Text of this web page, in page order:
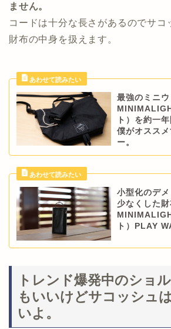
ません。
コードは十分な長さがあるのでサコ
財布の中身を扱えます。
最強のミニウ
ト）を約一
僕がオスス
ー。
小型化のデ
少なくした財
ト）PLAY
トレンド爆発中のショ
もいいけどサコッシュ
いよ。